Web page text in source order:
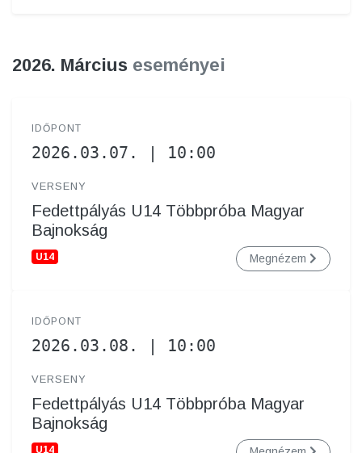
2026. Március eseményei
IDŐPONT
2026.03.07. | 10:00
VERSENY
Fedettpályás U14 Többpróba Magyar
Bajnokság
U14 Megnézem
IDŐPONT
2026.03.08. | 10:00
VERSENY
Fedettpályás U14 Többpróba Magyar
Bajnokság
U14